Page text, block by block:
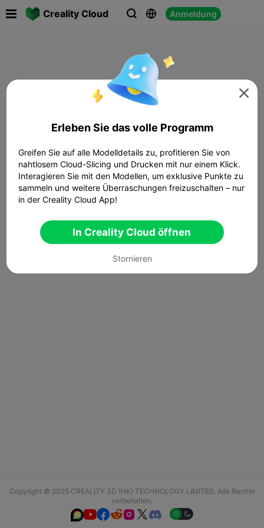
Creality Cloud   Anmeldung
Copyright © 2025 CREALITY 3D (HK) TECHNOLOGY LIMITED. Alle Rechte
vorbehalten.
  

Erleben Sie das volle Programm
Greifen Sie auf alle Modelldetails zu, profitieren Sie von
nahtlosem Cloud-Slicing und Drucken mit nur einem Klick.
Interagieren Sie mit den Modellen, um exklusive Punkte zu
sammeln und weitere Überraschungen freizuschalten – nur
in der Creality Cloud App!
In Creality Cloud öffnen
Stornieren